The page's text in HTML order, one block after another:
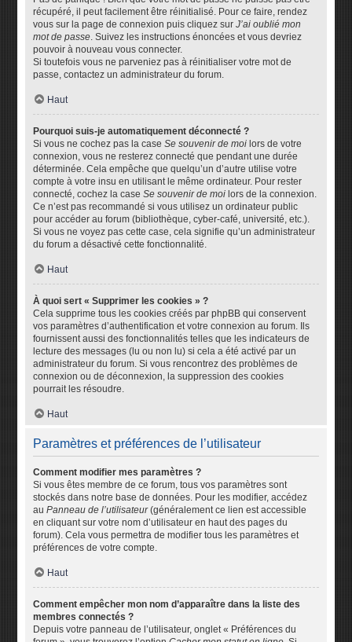
récupéré, il peut facilement être réinitialisé. Pour ce faire, rendez
vous sur la page de connexion puis cliquez surJ’ai oublié mon
mot de passe. Suivez les instructions énoncées et vous devriez
pouvoir à nouveau vous connecter.
Si toutefois vous ne parveniez pas à réinitialiser votre mot de
passe, contactez un administrateur du forum.
Haut
Pourquoi suis-je automatiquement déconnecté ?
Si vous ne cochez pas la caseSe souvenir de moi lors de votre
connexion, vous ne resterez connecté que pendant une durée
déterminée. Cela empêche que quelqu’un d’autre utilise votre
compte à votre insu en utilisant le même ordinateur. Pour rester
connecté, cochez la caseSe souvenir de moi lors de la connexion.
Ce n’est pas recommandé si vous utilisez un ordinateur public
pour accéder au forum (bibliothèque, cyber-café, université, etc.).
Si vous ne voyez pas cette case, cela signifie qu’un administrateur
du forum a désactivé cette fonctionnalité.
Haut
À quoi sert « Supprimer les cookies » ?
Cela supprime tous les cookies créés par phpBB qui conservent
vos paramètres d’authentification et votre connexion au forum. Ils
fournissent aussi des fonctionnalités telles que les indicateurs de
lecture des messages (lu ou non lu) si cela a été activé par un
administrateur du forum. Si vous rencontrez des problèmes de
connexion ou de déconnexion, la suppression des cookies
pourrait les résoudre.
Haut
Paramètres et préférences de l’utilisateur
Comment modifier mes paramètres ?
Si vous êtes membre de ce forum, tous vos paramètres sont
stockés dans notre base de données. Pour les modifier, accédez
auPanneau de l’utilisateur(généralement ce lien est accessible
en cliquant sur votre nom d’utilisateur en haut des pages du
forum). Cela vous permettra de modifier tous les paramètres et
préférences de votre compte.
Haut
Comment empêcher mon nom d’apparaître dans la liste des
membres connectés ?
Depuis votre panneau de l’utilisateur, onglet « Préférences du